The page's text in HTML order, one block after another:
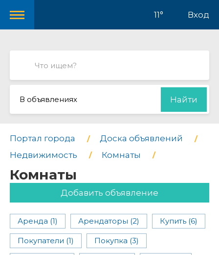
11° Вход
В объявлениях Найти
Портал города
Доска объявлений
Недвижимость
Комнаты
Комнаты
Добавить объявление
Аренда (1) Арендаторы (2) Купить (6)
Покупатели (1) Покупка (3)